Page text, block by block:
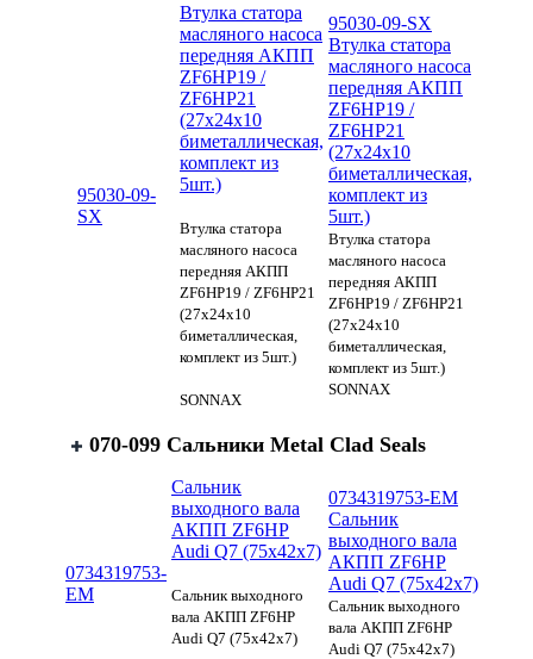
95030-09-
SX
Втулка статора
масляного насоса
передняя АКПП
ZF6HP19 /
ZF6HP21
(27x24x10
биметаллическая,
комплект из
5шт.)
Втулка статора
масляного насоса
передняя АКПП
ZF6HP19 / ZF6HP21
(27x24x10
биметаллическая,
комплект из 5шт.)
SONNAX
95030-09-SX
Втулка статора
масляного насоса
передняя АКПП
ZF6HP19 /
ZF6HP21
(27x24x10
биметаллическая,
комплект из
5шт.)
Втулка статора
масляного насоса
передняя АКПП
ZF6HP19 / ZF6HP21
(27x24x10
биметаллическая,
комплект из 5шт.)
SONNAX
070-099 Сальники Metal Clad Seals
0734319753-
EM
Сальник
выходного вала
АКПП ZF6HP
Audi Q7 (75x42x7)
Сальник выходного
вала АКПП ZF6HP
Audi Q7 (75x42x7)
0734319753-EM
Сальник
выходного вала
АКПП ZF6HP
Audi Q7 (75x42x7)
Сальник выходного
вала АКПП ZF6HP
Audi Q7 (75x42x7)